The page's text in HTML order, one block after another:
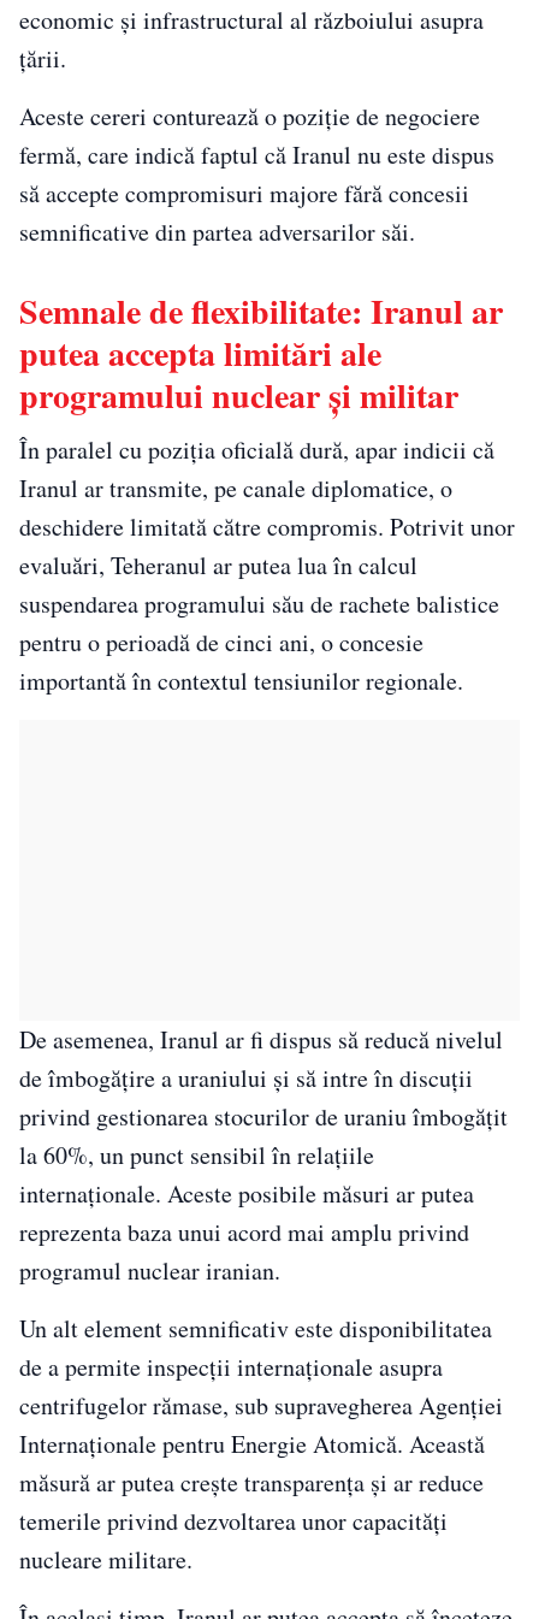
economic și infrastructural al războiului asupra
țării.
Aceste cereri conturează o poziție de negociere
fermă, care indică faptul că Iranul nu este dispus
să accepte compromisuri majore fără concesii
semnificative din partea adversarilor săi.
Semnale de flexibilitate: Iranul ar
putea accepta limitări ale
programului nuclear și militar
În paralel cu poziția oficială dură, apar indicii că
Iranul ar transmite, pe canale diplomatice, o
deschidere limitată către compromis. Potrivit unor
evaluări, Teheranul ar putea lua în calcul
suspendarea programului său de rachete balistice
pentru o perioadă de cinci ani, o concesie
importantă în contextul tensiunilor regionale.
De asemenea, Iranul ar fi dispus să reducă nivelul
de îmbogățire a uraniului și să intre în discuții
privind gestionarea stocurilor de uraniu îmbogățit
la 60%, un punct sensibil în relațiile
internaționale. Aceste posibile măsuri ar putea
reprezenta baza unui acord mai amplu privind
programul nuclear iranian.
Un alt element semnificativ este disponibilitatea
de a permite inspecții internaționale asupra
centrifugelor rămase, sub supravegherea Agenției
Internaționale pentru Energie Atomică. Această
măsură ar putea crește transparența și ar reduce
temerile privind dezvoltarea unor capacități
nucleare militare.